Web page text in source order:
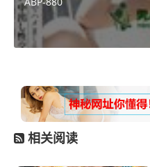
相关阅读